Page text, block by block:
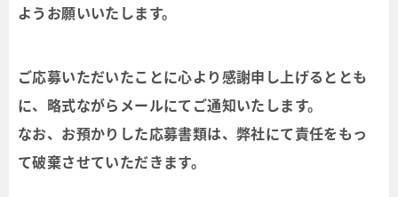
ようお願いいたします。
ご応募いただいたことに心より感謝申し上げるととも
に、略式ながらメールにてご通知いたします。
なお、お預かりした応募書類は、弊社にて責任をもっ
て破棄させていただきます。